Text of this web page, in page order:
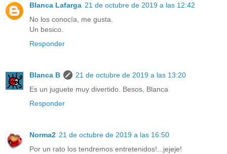
Blanca Lafarga 21 de octubre de 2019 a las 12:42
No los conocía, me gusta.
Un besico.
Responder
Blanca B
21 de octubre de 2019 a las 13:20
Es un juguete muy divertido. Besos, Blanca
Responder
Norma2 21 de octubre de 2019 a las 16:50
Por un rato los tendremos entretenidos!...jejeje!